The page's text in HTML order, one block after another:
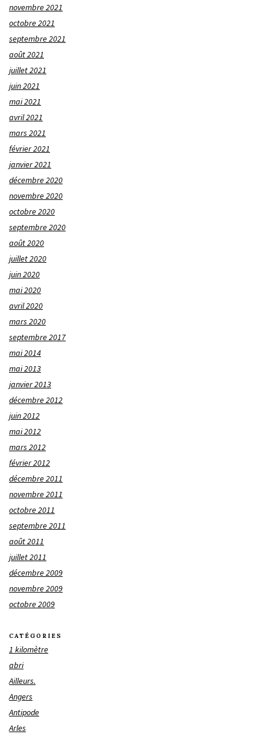
novembre 2021
octobre 2021
septembre 2021
août 2021
juillet 2021
juin 2021
mai 2021
avril 2021
mars 2021
février 2021
janvier 2021
décembre 2020
novembre 2020
octobre 2020
septembre 2020
août 2020
juillet 2020
juin 2020
mai 2020
avril 2020
mars 2020
septembre 2017
mai 2014
mai 2013
janvier 2013
décembre 2012
juin 2012
mai 2012
mars 2012
février 2012
décembre 2011
novembre 2011
octobre 2011
septembre 2011
août 2011
juillet 2011
décembre 2009
novembre 2009
octobre 2009
CATÉGORIES
1 kilomètre
abri
Ailleurs.
Angers
Antipode
Arles